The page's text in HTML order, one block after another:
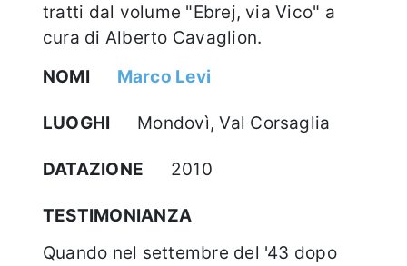
tratti dal volume "Ebrej, via Vico" a
cura di Alberto Cavaglion.
NOMI
Marco Levi
LUOGHI Mondovì, Val Corsaglia
DATAZIONE 2010
TESTIMONIANZA
Quando nel settembre del '43 dopo